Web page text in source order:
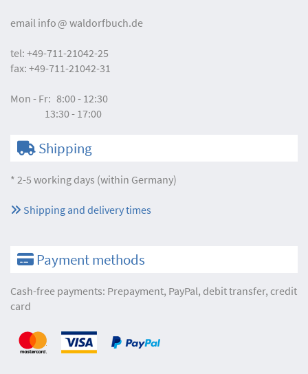
email info waldorfbuch.de
tel: +49-711-21042-25
fax: +49-711-21042-31
Mon - Fr: 8:00 - 12:30
13:30 - 17:00
Shipping
* 2-5 working days (within Germany)
Shipping and delivery times
Payment methods
Cash-free payments: Prepayment, PayPal, debit transfer, credit
card